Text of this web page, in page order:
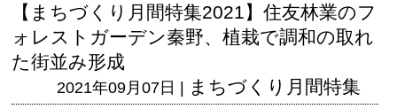
【まちづくり月間特集2021】住友林業のフ
ォレストガーデン秦野、植栽で調和の取れ
た街並み形成
2021年09月07日 | まちづくり月間特集